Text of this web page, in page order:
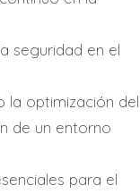
seguridad en el
la optimización del
de un entorno
para el